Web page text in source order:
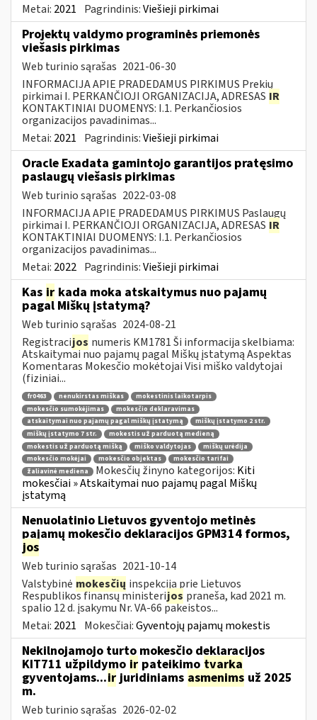
Metai: 2021 Pagrindinis:Viešieji pirkimai
Projektų valdymo programinės priemonės
viešasis pirkimas
Web turinio sąrašas 2021-06-30
INFORMACIJA APIE PRADEDAMUS PIRKIMUS Prekių
pirkimai I. PERKANČIOJI ORGANIZACIJA, ADRESAS IR
KONTAKTINIAI DUOMENYS: I.1. Perkančiosios
organizacijos pavadinimas...
Metai: 2021 Pagrindinis:Viešieji pirkimai
Oracle Exadata gamintojo garantijos pratęsimo
paslaugų viešasis pirkimas
Web turinio sąrašas 2022-03-08
INFORMACIJA APIE PRADEDAMUS PIRKIMUS Paslaugų
pirkimai I. PERKANČIOJI ORGANIZACIJA, ADRESAS IR
KONTAKTINIAI DUOMENYS: I.1. Perkančiosios
organizacijos pavadinimas...
Metai: 2022 Pagrindinis:Viešieji pirkimai
Kas ir kada moka atskaitymus nuo pajamų
pagal Miškų įstatymą?
Web turinio sąrašas 2024-08-21
Registracijos numeris KM1781 Ši informacija skelbiama:
Atskaitymai nuo pajamų pagal Miškų įstatymą Aspektas
Komentaras Mokesčio mokėtojai Visi miško valdytojai
(fiziniai...
fr0463 nenukirstas miškas
mokestinis laikotarpis
mokesčio sumokėjimas
mokesčio deklaravimas
atskaitymai nuo pajamų pagal miškų įstatymą
miškų įstatymo 2 str.
miškų įstatymo 7 str.
mokestis už parduotą medieną
mokestis už parduotą mišką
miško valdytojas
miškų urėdija
mokesčio mokėjai
mokesčio objektas
mokesčio tarifai
žaliavinė mediena
Mokesčių žinyno kategorijos: Kiti
mokesčiai » Atskaitymai nuo pajamų pagal Miškų
įstatymą
Nenuolatinio Lietuvos gyventojo metinės
pajamų mokesčio deklaracijos GPM314 formos,
jos
Web turinio sąrašas 2021-10-14
Valstybinė mokesčių inspekcija prie Lietuvos
Respublikos finansų ministerijos praneša, kad 2021 m.
spalio 12 d. įsakymu Nr. VA-66 pakeistos...
Metai: 2021 Mokesčiai:Gyventojų pajamų mokestis
Nekilnojamojo turto mokesčio deklaracijos
KIT711 užpildymo ir pateikimo tvarka
gyventojams...irjuridiniams asmenims už 2025
m.
Web turinio sąrašas 2026-02-02